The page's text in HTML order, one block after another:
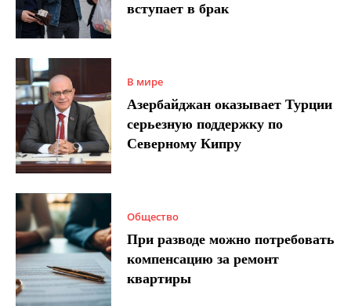
вступает в брак
В мире
Азербайджан оказывает Турции
серьезную поддержку по
Северному Кипру
Общество
При разводе можно потребовать
компенсацию за ремонт
квартиры